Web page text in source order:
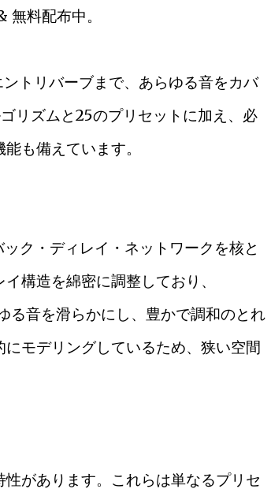
料配布中。
トリバーブまで、あらゆる音をカバ
リズムと25のプリセットに加え、必
も備えています。
ク・ディレイ・ネットワークを核と
構造を綿密に調整しており、
音を滑らかにし、豊かで調和のとれ
モデリングしているため、狭い空間
があります。これらは単なるプリセ